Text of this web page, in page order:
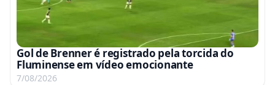
Gol de Brenner é registrado pela torcida do
Fluminense em vídeo emocionante
7/08/2026